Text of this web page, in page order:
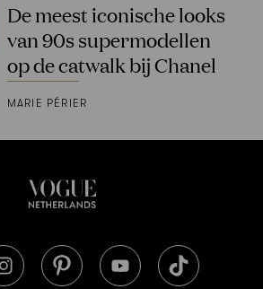
De meest iconische looks
van 90s supermodellen
op de catwalk bij Chanel
MARIE PÉRIER